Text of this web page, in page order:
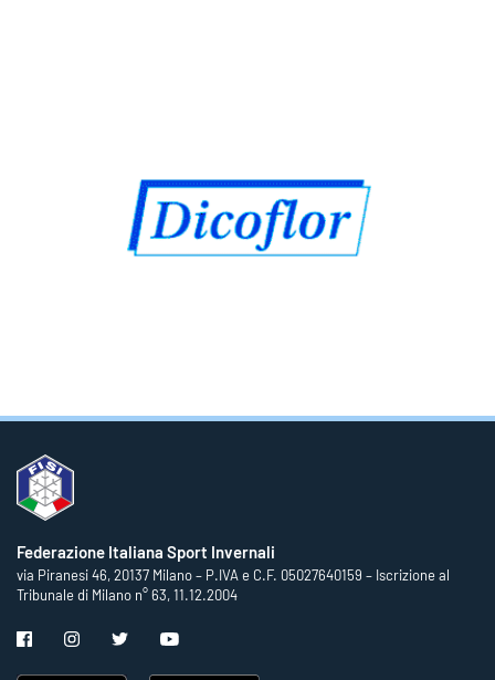
Federazione Italiana Sport Invernali
via Piranesi 46, 20137 Milano – P.IVA e C.F. 05027640159 – Iscrizione al
Tribunale di Milano n° 63, 11.12.2004